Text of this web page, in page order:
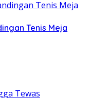
Tenis Meja